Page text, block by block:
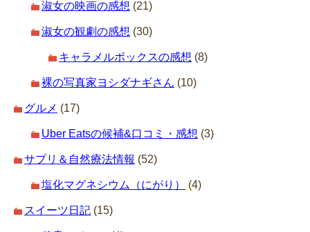
淑女の映画の感想 (21)
淑女の観劇の感想 (30)
キャラメルボックスの感想 (8)
裸の写真家ヨシダナギさん (10)
グルメ (17)
Uber Eatsの候補&口コミ・感想 (3)
サプリ＆自然療法情報 (52)
塩化マグネシウム（にがり） (4)
スイーツ日記 (15)